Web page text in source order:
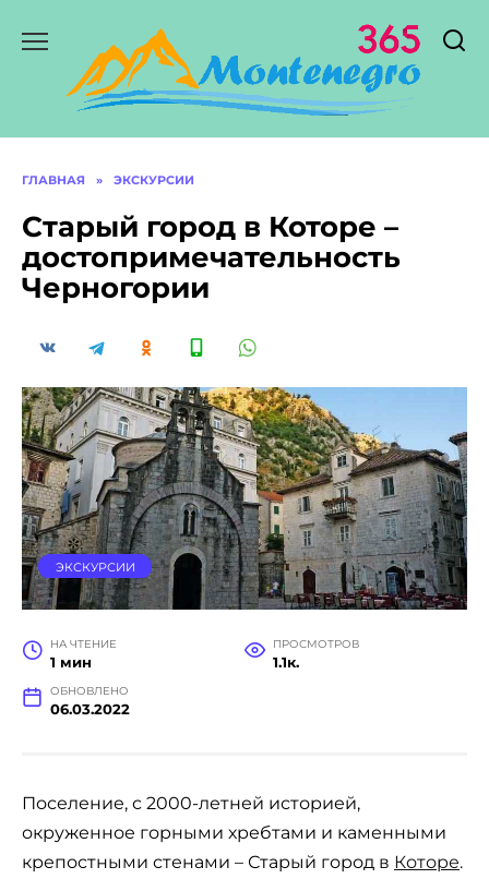
содержанию
ГЛАВНАЯ » ЭКСКУРСИИ
Старый город в Которе –
достопримечательность
Черногории
ЭКСКУРСИИ
НА ЧТЕНИЕ
1 мин
ПРОСМОТРОВ
1.1к.
ОБНОВЛЕНО
06.03.2022
Поселение, с 2000-летней историей,
окруженное горными хребтами и каменными
крепостными стенами – Старый город в Которе.